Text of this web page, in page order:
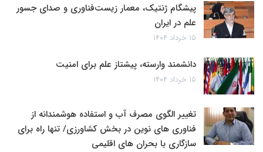
پیشگام ژنتیک، معمار زیست‌فناوری و صدای جسور
علم در ایران
۱۵ خرداد ۱۴۰۴
دانشمند وارسته، پیشتاز علم برای امنیت
۱۵ خرداد ۱۴۰۴
تغییر الگوی مصرف آب و استفاده هوشمندانه از
فناوری های نوین در بخش کشاورزی/ تنها راه برای
سازگاری با بحران های اقلیمی